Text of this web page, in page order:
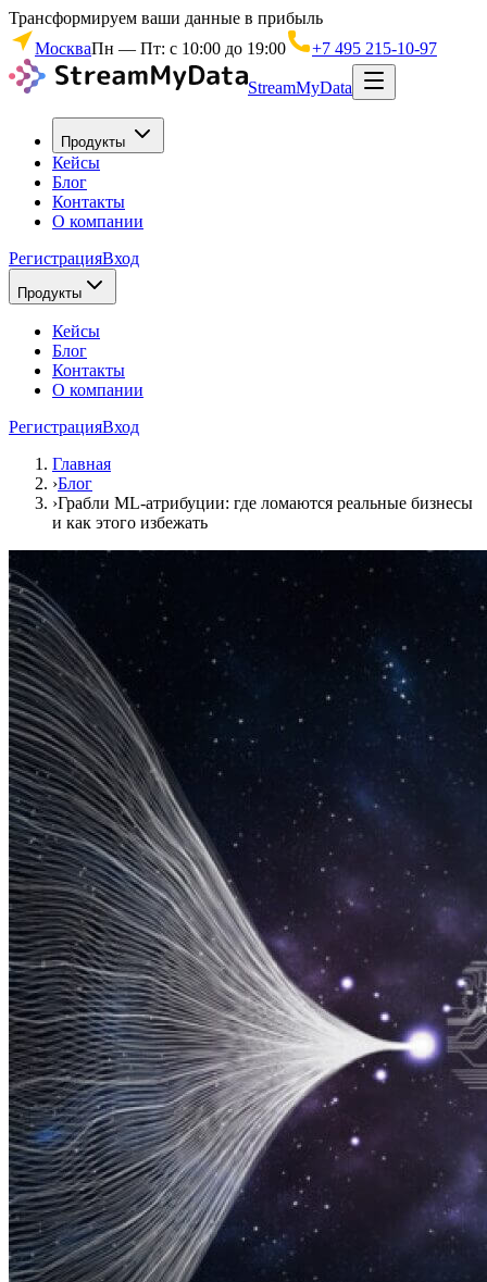
Трансформируем ваши данные в прибыль
МоскваПн — Пт: с 10:00 до 19:00 +7 495 215-10-97
StreamMyData
Продукты
Кейсы
Блог
Контакты
О компании
РегистрацияВход
Продукты
Кейсы
Блог
Контакты
О компании
РегистрацияВход
Главная
›Блог
›Грабли ML-атрибуции: где ломаются реальные бизнесы
и как этого избежать